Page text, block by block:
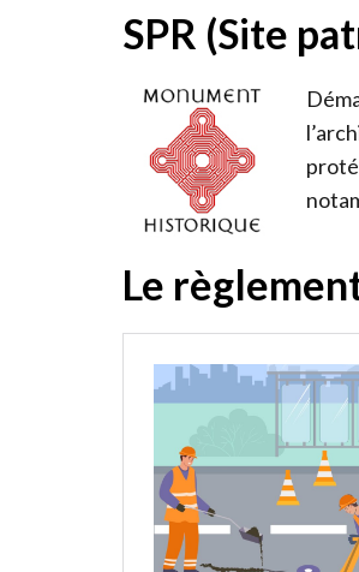
SPR (Site
Le